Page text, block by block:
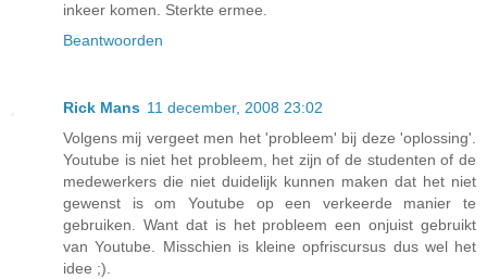
inkeer komen. Sterkte ermee.
Beantwoorden
Rick Mans 11 december, 2008 23:02
Volgens mij vergeet men het 'probleem' bij deze 'oplossing'.
Youtube is niet het probleem, het zijn of de studenten of de
medewerkers die niet duidelijk kunnen maken dat het niet
gewenst is om Youtube op een verkeerde manier te
gebruiken. Want dat is het probleem een onjuist gebruikt
van Youtube. Misschien is kleine opfriscursus dus wel het
idee ;).